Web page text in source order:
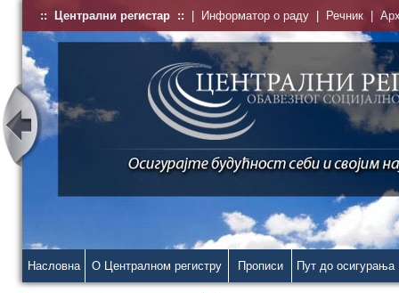
:: Централни регистар :: Информатор о раду Речник
Насловна О Централном регистру Прописи Пут до осигурања